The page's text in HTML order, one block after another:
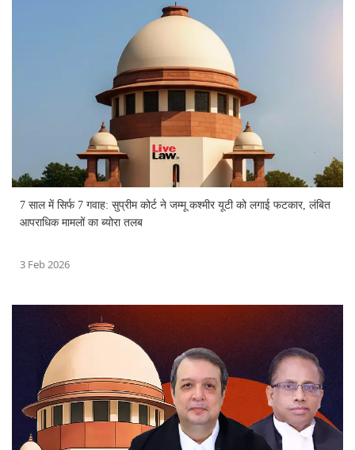
7 साल में सिर्फ 7 गवाह: सुप्रीम कोर्ट ने जम्मू कश्मीर यूटी को लगाई फटकार, लंबित
आपराधिक मामलों का ब्योरा तलब
3 Feb 2026